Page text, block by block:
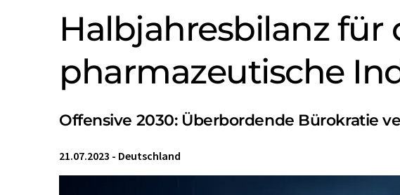
Halbjahresbilanz für
pharmazeutische
Offensive 2030: Überbordende Bürokratie
21.07.2023 - Deutschland